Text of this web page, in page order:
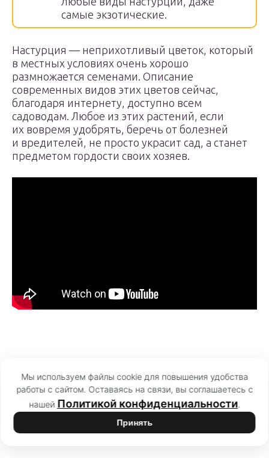
самые экзотические.
Настурция — неприхотливый цветок, который
в местных условиях очень хорошо
размножается семенами. Описание
современных видов этих цветов сейчас,
благодаря интернету, доступно всем
садоводам. Любое из этих растений, если
их вовремя удобрять, беречь от болезней
и вредителей, не просто украсит сад, а станет
предметом гордости своих хозяев.
Мы используем файлы cookie для повышения удобства
работы с сайтом. Оставаясь на связи, вы соглашаетесь с
нашей Политикой конфиденциальности.
Принять